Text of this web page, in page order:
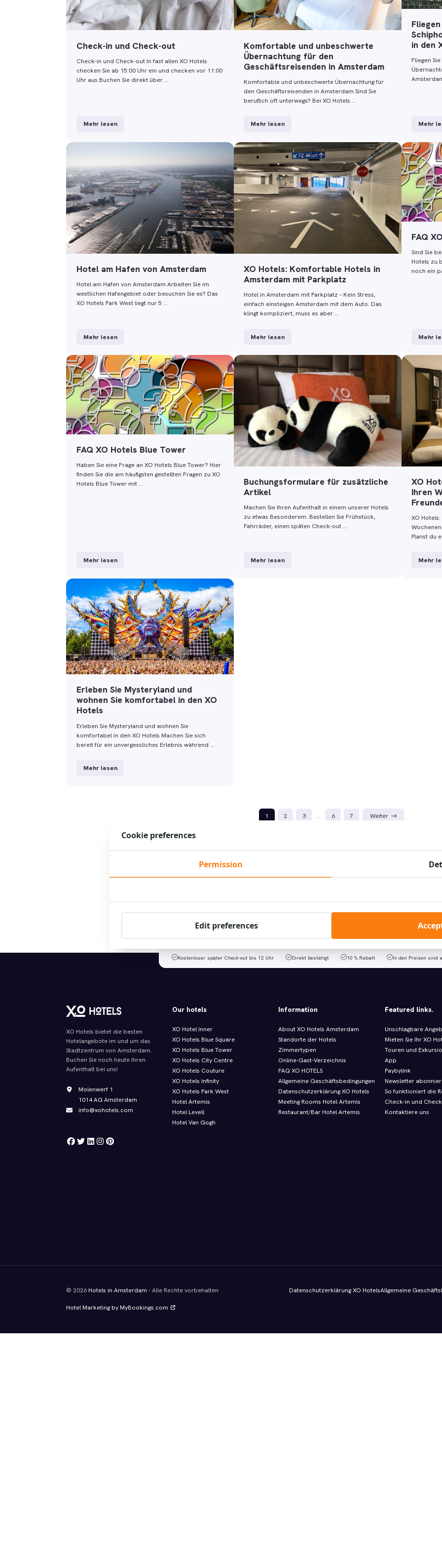
Check-in und Check-out
Check-in und Check-out In fast allen XO Hotels
checken Sie ab 15:00 Uhr ein und checken vor 11:00
Uhr aus.Buchen Sie direkt über …
Mehr lesen
Komfortable und unbeschwerte
Übernachtung für den
Geschäftsreisenden in Amsterdam
Komfortable und unbeschwerte Übernachtung für
den Geschäftsreisenden in Amsterdam Sind Sie
beruflich oft unterwegs? Bei XO Hotels …
Mehr lesen
in den
Fliegen
Mehr
Hotel am Hafen von Amsterdam
Hotel am Hafen von Amsterdam Arbeiten Sie im
westlichen Hafengebiet oder besuchen Sie es? Das
XO Hotels Park West liegt nur 5 …
Mehr lesen
XO Hotels: Komfortable Hotels in
Amsterdam mit Parkplatz
Hotel in Amsterdam mit Parkplatz – Kein Stress,
einfach einsteigen Amsterdam mit dem Auto. Das
klingt kompliziert, muss es aber …
Mehr lesen
FAQ
Sind Sie
Hotels zu
noch ein
Mehr
FAQ XO Hotels Blue Tower
Haben Sie eine Frage an XO Hotels Blue Tower? Hier
finden Sie die am häufigsten gestellten Fragen zu XO
Hotels Blue Tower mit …
Mehr lesen
Buchungsformulare für zusätzliche
Artikel
Machen Sie Ihren Aufenthalt in einem unserer Hotels
zu etwas Besonderem. Bestellen Sie Frühstück,
Fahrräder, einen späten Check-out …
Mehr lesen
XO
Ihren
XO
Planst du
Mehr
Erleben Sie Mysteryland und
wohnen Sie komfortabel in den XO
Hotels
Erleben Sie Mysteryland und wohnen Sie
komfortabel in den XO Hotels Machen Sie sich
bereit für ein unvergessliches Erlebnis während …
Mehr lesen
1 2 3 … 6 7 Weiter
Buchen Sie jetzt Ihren Aufenthalt in einem unserer 10 Hotels in
Check in - Check out
Kostenloser später Check-out bis 12 Uhr Direkt bestätigt 10 % Rabatt In den Preisen sind
XO Hotels bietet die besten
Hotelangebote im und um das
Stadtzentrum von Amsterdam.
Buchen Sie noch heute Ihren
Aufenthalt bei uns!
Molenwerf 1
1014 AG Amsterdam
info@xohotels.com
Our hotels
XO Hotel Inner
XO Hotels Blue Square
XO Hotels Blue Tower
XO Hotels City Centre
XO Hotels Couture
XO Hotels Infinity
XO Hotels Park West
Hotel Artemis
Hotel Levell
Hotel Van Gogh
Information
About XO Hotels Amsterdam
Standorte der Hotels
Zimmertypen
Online-Gast-Verzeichnis
FAQ XO HOTELS
Allgemeine Geschäftsbedingungen
Datenschutzerklärung XO Hotels
Meeting Rooms Hotel Artemis
Restaurant/Bar Hotel Artemis
Featured links.
Unschlagbare
Mieten Sie Ihr XO
Touren und
App
Paybylink
Newsletter
So funktioniert die
Check-in und
Kontaktiere uns
© 2026Hotels in Amsterdam - Alle Rechte vorbehalten Datenschutzerklärung XO HotelsAllgemeine
Hotel Marketing by MyBookings.com
Cookie preferences
Permission
Edit preferences